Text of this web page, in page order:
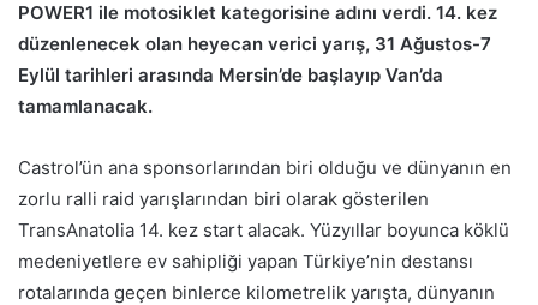
POWER1 ile motosiklet kategorisine adını verdi. 14. kez
düzenlenecek olan heyecan verici yarış, 31 Ağustos-7
Eylül tarihleri arasında Mersin’de başlayıp Van’da
tamamlanacak.
Castrol’ün ana sponsorlarından biri olduğu ve dünyanın en
zorlu ralli raid yarışlarından biri olarak gösterilen
TransAnatolia 14. kez start alacak. Yüzyıllar boyunca köklü
medeniyetlere ev sahipliği yapan Türkiye’nin destansı
rotalarında geçen binlerce kilometrelik yarışta, dünyanın